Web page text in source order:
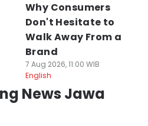
Why Consumers
Don't Hesitate to
Walk Away From a
Brand
7 Aug 2026, 11:00 WIB
English
News Jawa